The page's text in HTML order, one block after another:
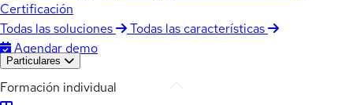
Certificación
Todas las soluciones
Todas las características
Agendar demo
Particulares
Formación individual